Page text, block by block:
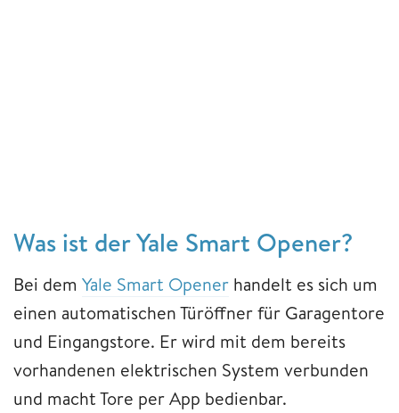
Was ist der Yale Smart Opener?
Bei dem Yale Smart Opener handelt es sich um
einen automatischen Türöffner für Garagentore
und Eingangstore. Er wird mit dem bereits
vorhandenen elektrischen System verbunden
und macht Tore per App bedienbar.